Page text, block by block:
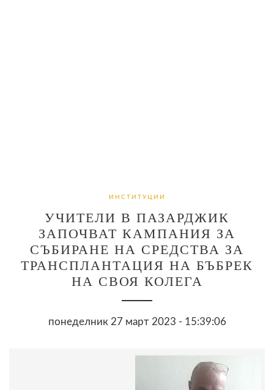
ИНСТИТУЦИИ
УЧИТЕЛИ В ПАЗАРДЖИК
ЗАПОЧВАТ КАМПАНИЯ ЗА
СЪБИРАНЕ НА СРЕДСТВА ЗА
ТРАНСПЛАНТАЦИЯ НА БЪБРЕК
НА СВОЯ КОЛЕГА
понеделник 27 март 2023 - 15:39:06